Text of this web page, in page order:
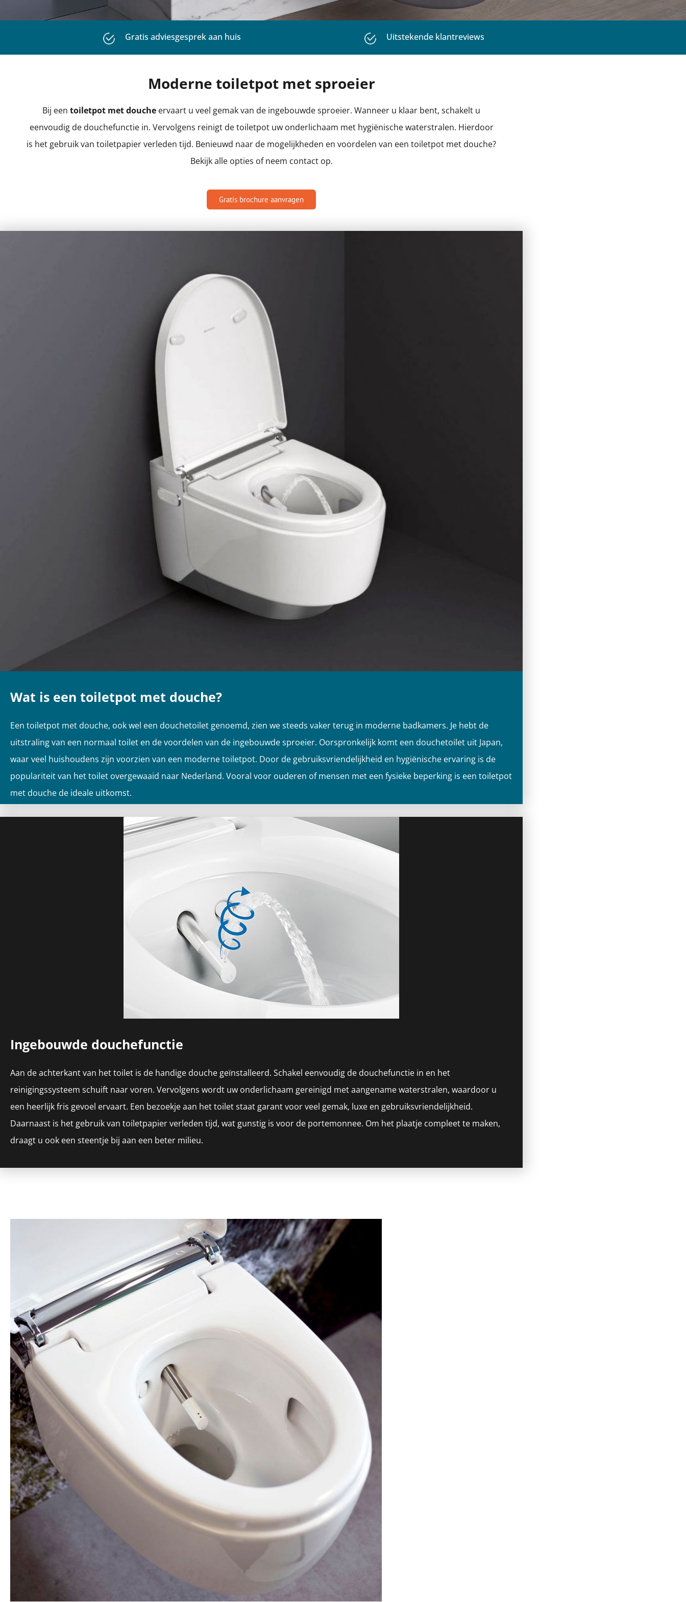
Uitstekende klantreviews Betrouwbaar & Professioneel
Moderne toiletpot met sproeier
Bij een toiletpot met douche ervaart u veel gemak van de ingebouwde sproeier. Wanneer u klaar bent, schakelt u
eenvoudig de douchefunctie in. Vervolgens reinigt de toiletpot uw onderlichaam met hygiënische waterstralen. Hierdoor
is het gebruik van toiletpapier verleden tijd. Benieuwd naar de mogelijkheden en voordelen van een toiletpot met douche?
Bekijk alle opties of neem contact op.
Gratis brochure aanvragen
Wat is een toiletpot met douche?
Een toiletpot met douche, ook wel een douchetoilet genoemd, zien we steeds vaker terug in moderne badkamers. Je hebt de
uitstraling van een normaal toilet en de voordelen van de ingebouwde sproeier. Oorspronkelijk komt een douchetoilet uit Japan,
waar veel huishoudens zijn voorzien van een moderne toiletpot. Door de gebruiksvriendelijkheid en hygiënische ervaring is de
populariteit van het toilet overgewaaid naar Nederland. Vooral voor ouderen of mensen met een fysieke beperking is een toiletpot
met douche de ideale uitkomst.
Ingebouwde douchefunctie
Aan de achterkant van het toilet is de handige douche geïnstalleerd. Schakel eenvoudig de douchefunctie in en het
reinigingssysteem schuift naar voren. Vervolgens wordt uw onderlichaam gereinigd met aangename waterstralen, waardoor u
een heerlijk fris gevoel ervaart. Een bezoekje aan het toilet staat garant voor veel gemak, luxe en gebruiksvriendelijkheid.
Daarnaast is het gebruik van toiletpapier verleden tijd, wat gunstig is voor de portemonnee. Om het plaatje compleet te maken,
draagt u ook een steentje bij aan een beter milieu.